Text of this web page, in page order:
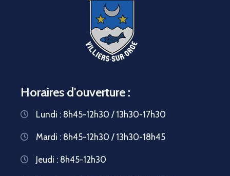
Horaires d'ouverture :
Lundi : 8h45-12h30 / 13h30-17h30
Mardi : 8h45-12h30 / 13h30-18h45
Jeudi : 8h45-12h30